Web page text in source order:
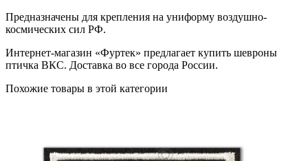
Предназначены для крепления на униформу воздушно-
космических сил РФ.
Интернет-магазин «Фуртек» предлагает купить шевроны
птичка ВКС. Доставка во все города России.
Похожие товары в этой категории